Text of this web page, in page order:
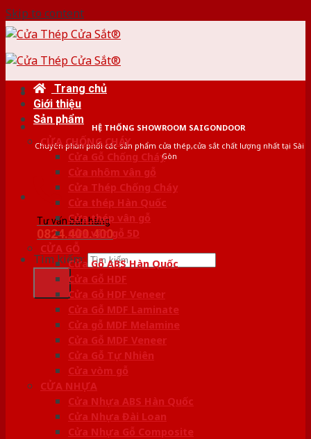
Skip to content
HỆ THỐNG SHOWROOM SAIGONDOOR
Chuyên phân phối các sản phẩm cửa thép,cửa sắt chất lượng nhất tại Sài
Gòn
Tư vấn bán hàng
0824.400.400
Tìm kiếm:
Trang chủ
Giới thiệu
Sản phẩm
CỬA CHỐNG CHÁY
Cửa Gỗ Chống Cháy
Cửa nhôm vân gỗ
Cửa Thép Chống Cháy
Cửa thép Hàn Quốc
Cửa thép vân gỗ
Cửa vân gỗ 5D
CỬA GỖ
Cửa Gỗ ABS Hàn Quốc
Cửa Gỗ HDF
Cửa Gỗ HDF Veneer
Cửa Gỗ MDF Laminate
Cửa gỗ MDF Melamine
Cửa Gỗ MDF Veneer
Cửa Gỗ Tự Nhiên
Cửa vòm gỗ
CỬA NHỰA
Cửa Nhựa ABS Hàn Quốc
Cửa Nhựa Đài Loan
Cửa Nhựa Gỗ Composite